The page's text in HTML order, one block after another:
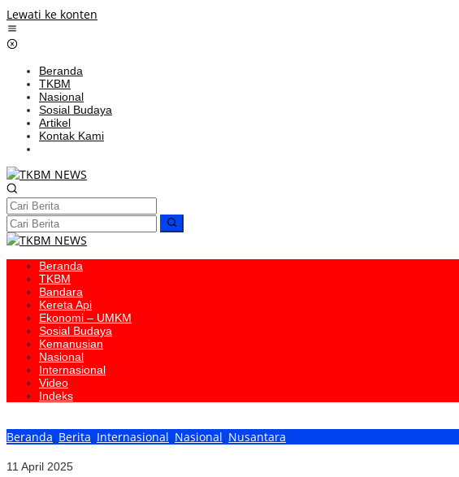
Lewati ke konten
Beranda
TKBM
Nasional
Sosial Budaya
Artikel
Kontak Kami
Beranda
TKBM
Bandara
Kereta Api
Ekonomi – UMKM
Sosial Budaya
Kemanusian
Nasional
Internasional
Video
Indeks
Beranda, Berita, Internasional, Nasional, Nusantara
11 April 2025